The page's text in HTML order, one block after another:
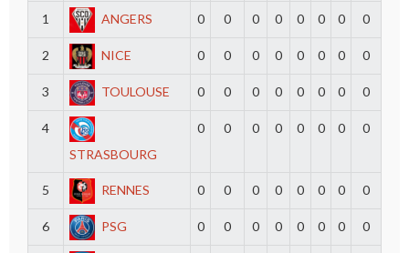
1
ANGERS 0 0 0 0 0 0 0 0
2 NICE 0 0 0 0 0 0 0 0
3 TOULOUSE 0 0 0 0 0 0 0 0
4
STRASBOURG
0 0 0 0 0 0 0 0
5 RENNES 0 0 0 0 0 0 0 0
6 PSG 0 0 0 0 0 0 0 0